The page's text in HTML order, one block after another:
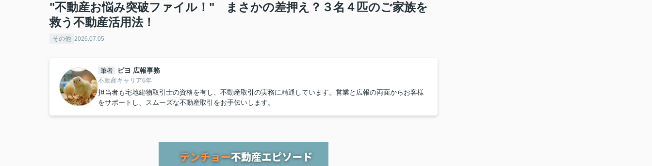
"不動産お悩み突破ファイル！" まさかの差押え？３名４匹のご家族を
救う不動産活用法！
その他 2026.07.05
筆者 ピヨ 広報事務
不動産キャリア6年
担当者も宅地建物取引士の資格を有し、不動産取引の実務に精通しています。営業と広報の両面からお客様
をサポートし、スムーズな不動産取引をお手伝いします。